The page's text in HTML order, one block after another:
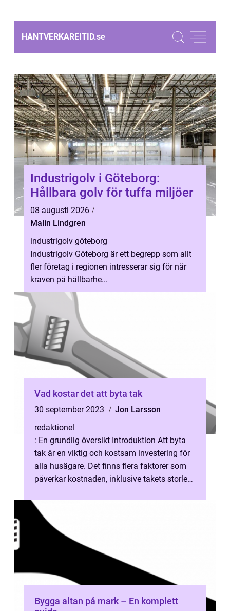
HANTVERKAREITID.se
Industrigolv i Göteborg:
Hållbara golv för tuffa miljöer
08 augusti 2026
Malin Lindgren
industrigolv göteborg
Industrigolv Göteborg är ett begrepp som allt
fler företag i regionen intresserar sig för när
kraven på hållbarhe...
Vad kostar det att byta tak
30 september 2023
Jon Larsson
redaktionel
: En grundlig översikt Introduktion Att byta
tak är en viktig och kostsam investering för
alla husägare. Det finns flera faktorer som
påverkar kostnaden, inklusive takets storlek,
Bygga altan på mark – En komplett